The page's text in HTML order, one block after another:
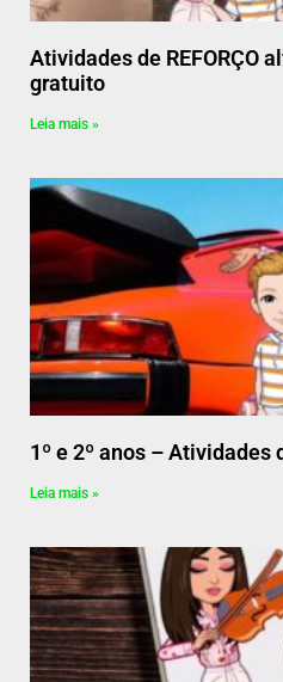
Atividades de REFORÇO
gratuito
Leia mais »
1º e 2º anos –
Leia mais »